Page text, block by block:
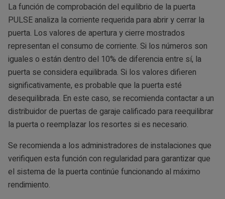
La función de comprobación del equilibrio de la puerta
PULSE analiza la corriente requerida para abrir y cerrar la
puerta. Los valores de apertura y cierre mostrados
representan el consumo de corriente. Si los números son
iguales o están dentro del 10% de diferencia entre sí, la
puerta se considera equilibrada. Si los valores difieren
significativamente, es probable que la puerta esté
desequilibrada. En este caso, se recomienda contactar a un
distribuidor de puertas de garaje calificado para reequilibrar
la puerta o reemplazar los resortes si es necesario.
Se recomienda a los administradores de instalaciones que
verifiquen esta función con regularidad para garantizar que
el sistema de la puerta continúe funcionando al máximo
rendimiento.